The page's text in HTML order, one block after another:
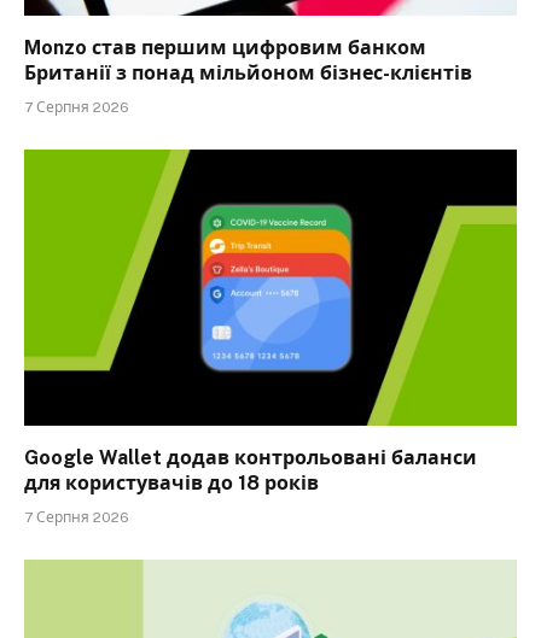
Monzo став першим цифровим банком
Британії з понад мільйоном бізнес-клієнтів
7 Серпня 2026
Google Wallet додав контрольовані баланси
для користувачів до 18 років
7 Серпня 2026